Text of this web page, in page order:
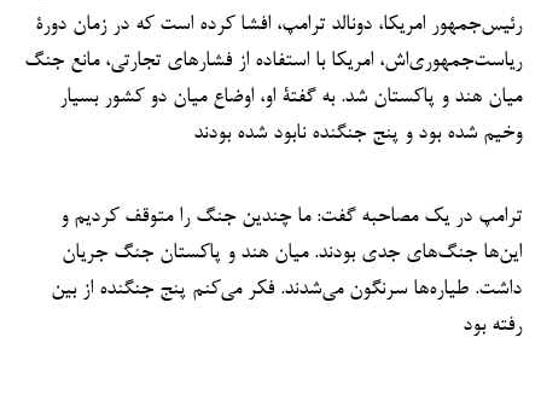
رئیس‌جمهور امریکا، دونالد ترامپ، افشا کرده است که در زمان دورۀ
ریاست‌جمهوری‌اش، امریکا با استفاده از فشارهای تجارتی، مانع جنگ
میان هند و پاکستان شد. به گفتۀ او، اوضاع میان دو کشور بسیار
وخیم شده بود و پنج جنگنده نابود شده بودند
ترامپ در یک مصاحبه گفت: ما چندین جنگ را متوقف کردیم و
این‌ها جنگ‌های جدی بودند. میان هند و پاکستان جنگ جریان
داشت. طیاره‌ها سرنگون می‌شدند. فکر می‌کنم پنج جنگنده از بین
رفته بود